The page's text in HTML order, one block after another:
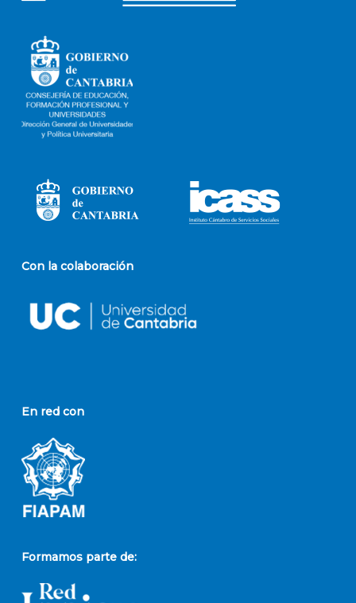
Con la colaboración
En red con
Formamos parte de: